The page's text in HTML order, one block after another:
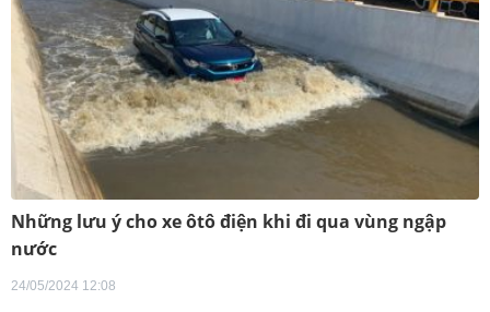
Những lưu ý cho xe ôtô điện khi đi qua vùng ngập
nước
24/05/2024 12:08